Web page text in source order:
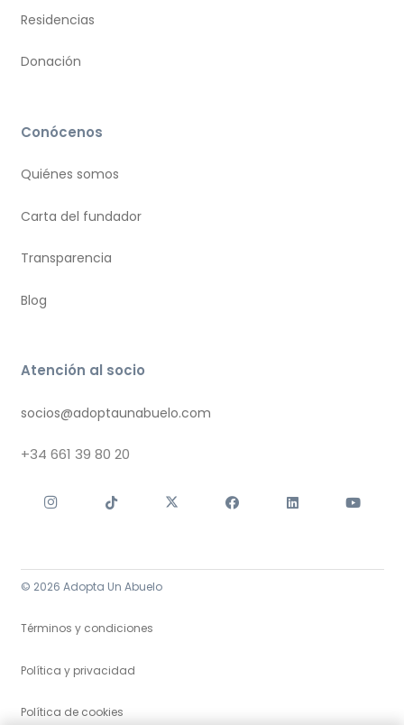
Residencias
Donación
Conócenos
Quiénes somos
Carta del fundador
Transparencia
Blog
Atención al socio
socios@adoptaunabuelo.com
+34 661 39 80 20
© 2026 Adopta Un Abuelo
Términos y condiciones
Política y privacidad
Política de cookies